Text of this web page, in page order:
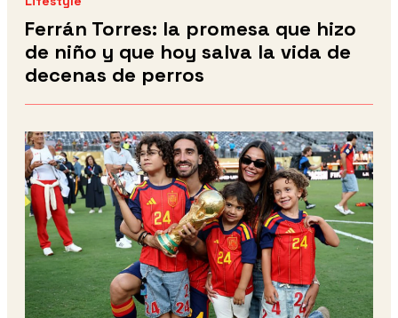
Ferrán Torres: la promesa que hizo
de niño y que hoy salva la vida de
decenas de perros